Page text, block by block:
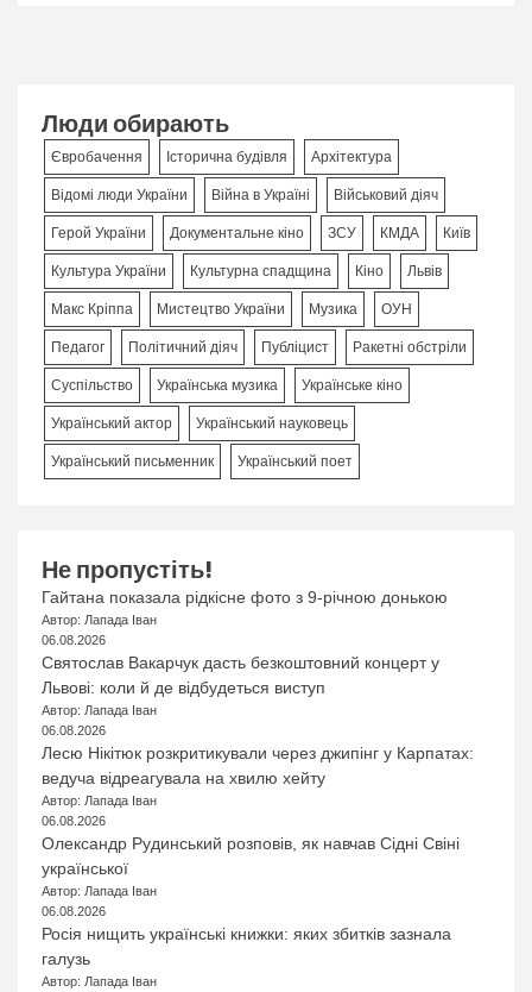
Люди обирають
Євробачення Історична будівля Архітектура
Відомі люди України Війна в Україні Військовий діяч
Герой України Документальне кіно ЗСУ КМДА Київ
Культура України Культурна спадщина Кіно Львів
Макс Кріппа Мистецтво України Музика ОУН
Педагог Політичний діяч Публіцист Ракетні обстріли
Суспільство Українська музика Українське кіно
Український актор Український науковець
Український письменник Український поет
Не пропустіть!
Гайтана показала рідкісне фото з 9-річною донькою
Автор: Лапада Іван
06.08.2026
Святослав Вакарчук дасть безкоштовний концерт у
Львові: коли й де відбудеться виступ
Автор: Лапада Іван
06.08.2026
Лесю Нікітюк розкритикували через джипінг у Карпатах:
ведуча відреагувала на хвилю хейту
Автор: Лапада Іван
06.08.2026
Олександр Рудинський розповів, як навчав Сідні Свіні
української
Автор: Лапада Іван
06.08.2026
Росія нищить українські книжки: яких збитків зазнала
галузь
Автор: Лапада Іван